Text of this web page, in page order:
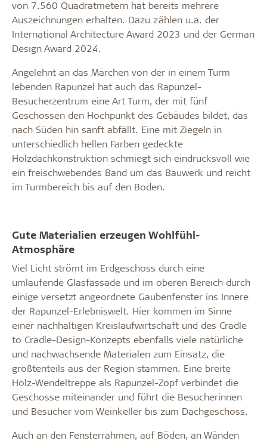
von 7.560 Quadratmetern hat bereits mehrere
Auszeichnungen erhalten. Dazu zählen u.a. der
International Architecture Award 2023 und der German
Design Award 2024.
Angelehnt an das Märchen von der in einem Turm
lebenden Rapunzel hat auch das Rapunzel-
Besucherzentrum eine Art Turm, der mit fünf
Geschossen den Hochpunkt des Gebäudes bildet, das
nach Süden hin sanft abfällt. Eine mit Ziegeln in
unterschiedlich hellen Farben gedeckte
Holzdachkonstruktion schmiegt sich eindrucksvoll wie
ein freischwebendes Band um das Bauwerk und reicht
im Turmbereich bis auf den Boden.
Gute Materialien erzeugen Wohlfühl-
Atmosphäre
Viel Licht strömt im Erdgeschoss durch eine
umlaufende Glasfassade und im oberen Bereich durch
einige versetzt angeordnete Gaubenfenster ins Innere
der Rapunzel-Erlebniswelt. Hier kommen im Sinne
einer nachhaltigen Kreislaufwirtschaft und des Cradle
to Cradle-Design-Konzepts ebenfalls viele natürliche
und nachwachsende Materialen zum Einsatz, die
größtenteils aus der Region stammen. Eine breite
Holz-Wendeltreppe als Rapunzel-Zopf verbindet die
Geschosse miteinander und führt die Besucherinnen
und Besucher vom Weinkeller bis zum Dachgeschoss.
Auch an den Fensterrahmen, auf Böden, an Wänden